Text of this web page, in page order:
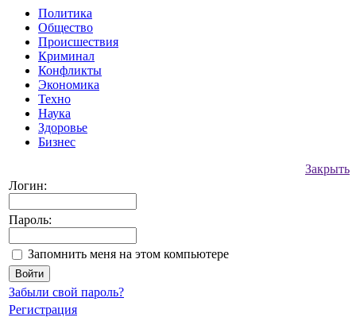
Политика
Общество
Происшествия
Криминал
Конфликты
Экономика
Техно
Наука
Здоровье
Бизнес
Закрыть
Логин:
Пароль:
Запомнить меня на этом компьютере
Забыли свой пароль?
Регистрация